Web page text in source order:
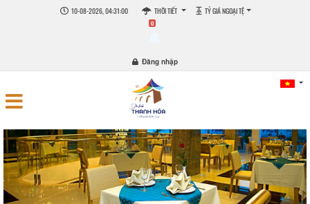
10-08-2026, 04:31:01 THỜI TIẾT TỶ GIÁ NGOẠI TỆ
0
Đăng nhập